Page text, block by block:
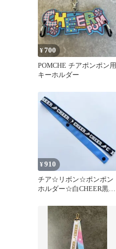
¥700
POMCHE チアポンポン用
キーホルダー
¥910
チア☆リボン☆ポンポン
ホルダー☆白CHEER黒×
イド